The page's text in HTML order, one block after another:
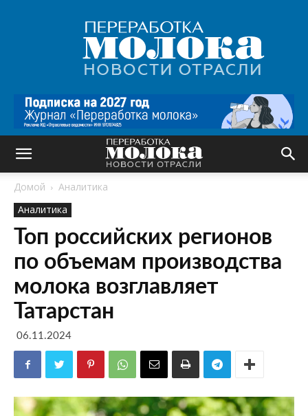
Переработка
молока
|
Новости
Домой
Аналитика
Аналитика
Топ российских регионов
по объемам производства
молока возглавляет
Татарстан
06.11.2024